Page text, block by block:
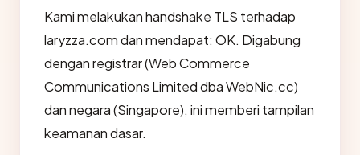
Kami melakukan handshake TLS terhadap
laryzza.com dan mendapat: OK. Digabung
dengan registrar (Web Commerce
Communications Limited dba WebNic.cc)
dan negara (Singapore), ini memberi tampilan
keamanan dasar.